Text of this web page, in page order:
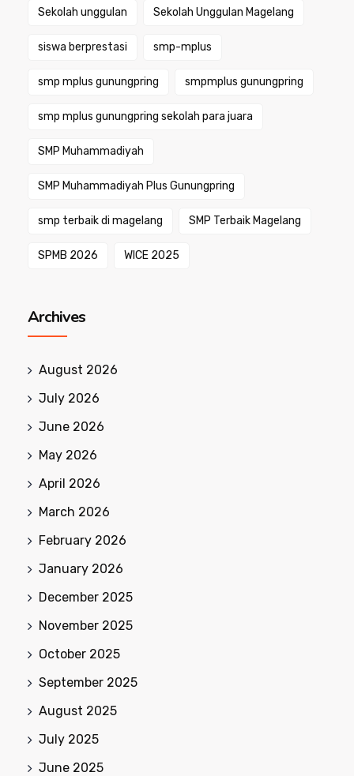
Sekolah unggulan Sekolah Unggulan Magelang
siswa berprestasi smp-mplus
smp mplus gunungpring smpmplus gunungpring
smp mplus gunungpring sekolah para juara
SMP Muhammadiyah
SMP Muhammadiyah Plus Gunungpring
smp terbaik di magelang SMP Terbaik Magelang
SPMB 2026 WICE 2025
Archives
August 2026
July 2026
June 2026
May 2026
April 2026
March 2026
February 2026
January 2026
December 2025
November 2025
October 2025
September 2025
August 2025
July 2025
June 2025